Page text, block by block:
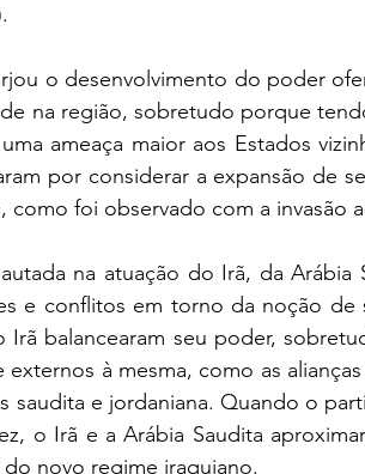
o desenvolvimento do poder
na região, sobretudo porque
ameaça maior aos Estados
por considerar a expansão de
como foi observado com a invasão
na atuação do Irã, da
e conflitos em torno da noção de
balancearam seu poder,
à mesma, como as
saudita e jordaniana. Quando o
o Irã e a Arábia Saudita
novo regime iraquiano.